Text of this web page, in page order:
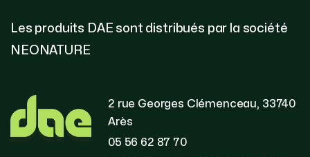
Les produits DAE sont distribués par la société
NEONATURE
2 rue Georges Clémenceau, 33740
Arès
05 56 62 87 70